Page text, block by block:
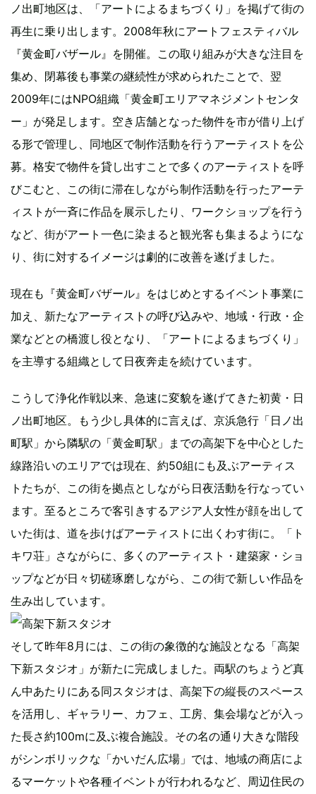
ノ出町地区は、「アートによるまちづくり」を掲げて街の
再生に乗り出します。2008年秋にアートフェスティバル
『黄金町バザール』を開催。この取り組みが大きな注目を
集め、閉幕後も事業の継続性が求められたことで、翌
2009年にはNPO組織「黄金町エリアマネジメントセンタ
ー」が発足します。空き店舗となった物件を市が借り上げ
る形で管理し、同地区で制作活動を行うアーティストを公
募。格安で物件を貸し出すことで多くのアーティストを呼
びこむと、この街に滞在しながら制作活動を行ったアーテ
ィストが一斉に作品を展示したり、ワークショップを行う
など、街がアート一色に染まると観光客も集まるようにな
り、街に対するイメージは劇的に改善を遂げました。
現在も『黄金町バザール』をはじめとするイベント事業に
加え、新たなアーティストの呼び込みや、地域・行政・企
業などとの橋渡し役となり、「アートによるまちづくり」
を主導する組織として日夜奔走を続けています。
こうして浄化作戦以来、急速に変貌を遂げてきた初黄・日
ノ出町地区。もう少し具体的に言えば、京浜急行「日ノ出
町駅」から隣駅の「黄金町駅」までの高架下を中心とした
線路沿いのエリアでは現在、約50組にも及ぶアーティス
トたちが、この街を拠点としながら日夜活動を行なってい
ます。至るところで客引きするアジア人女性が顔を出して
いた街は、道を歩けばアーティストに出くわす街に。「ト
キワ荘」さながらに、多くのアーティスト・建築家・ショ
ップなどが日々切磋琢磨しながら、この街で新しい作品を
生み出しています。
そして昨年8月には、この街の象徴的な施設となる「高架
下新スタジオ」が新たに完成しました。両駅のちょうど真
ん中あたりにある同スタジオは、高架下の縦長のスペース
を活用し、ギャラリー、カフェ、工房、集会場などが入っ
た長さ約100mに及ぶ複合施設。その名の通り大きな階段
がシンボリックな「かいだん広場」では、地域の商店によ
るマーケットや各種イベントが行われるなど、周辺住民の